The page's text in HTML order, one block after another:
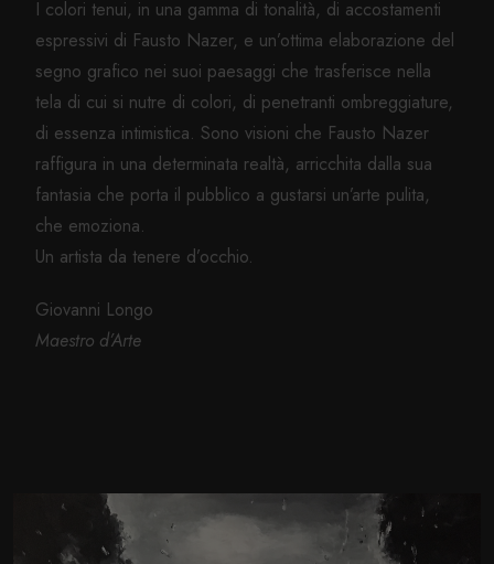
I colori tenui, in una gamma di tonalità, di accostamenti
espressivi di Fausto Nazer, e un’ottima elaborazione del
segno grafico nei suoi paesaggi che trasferisce nella
tela di cui si nutre di colori, di penetranti ombreggiature,
di essenza intimistica. Sono visioni che Fausto Nazer
raffigura in una determinata realtà, arricchita dalla sua
fantasia che porta il pubblico a gustarsi un’arte pulita,
che emoziona.
Un artista da tenere d’occhio.
Giovanni Longo
Maestro d’Arte